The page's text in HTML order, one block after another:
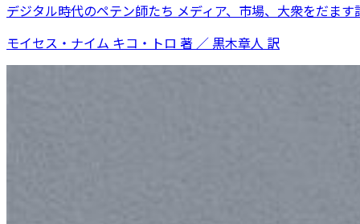
デジタル時代のペテン師たち メディア、市場、大衆をだます
モイセス・ナイム キコ・トロ 著 ／ 黒木章人 訳